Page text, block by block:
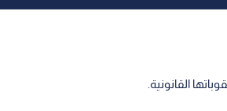
القانونية.